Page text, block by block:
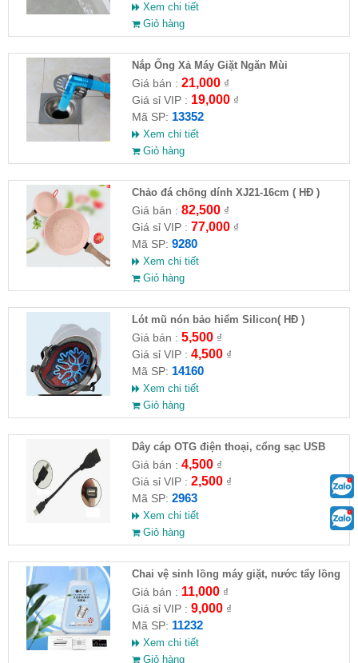
Xem chi tiết
Giỏ hàng
Nắp Ống Xả Máy Giặt Ngăn Mùi
Giá bán : 21,000₫
Giá sỉ VIP : 19,000₫
Mã SP: 13352
Xem chi tiết
Giỏ hàng
Chảo đá chống dính XJ21-16cm ( HĐ )
Giá bán : 82,500₫
Giá sỉ VIP : 77,000₫
Mã SP: 9280
Xem chi tiết
Giỏ hàng
Lót mũ nón bảo hiểm Silicon( HĐ )
Giá bán : 5,500₫
Giá sỉ VIP : 4,500₫
Mã SP: 14160
Xem chi tiết
Giỏ hàng
Dây cáp OTG điện thoại, cổng sạc USB
Giá bán : 4,500₫
Giá sỉ VIP : 2,500₫
Mã SP: 2963
Xem chi tiết
Giỏ hàng
Chai vệ sinh lồng máy giặt, nước tẩy lồng
máy giặt CLEANING FLUID
Giá bán : 11,000₫
Giá sỉ VIP : 9,000₫
Mã SP: 11232
Xem chi tiết
Giỏ hàng